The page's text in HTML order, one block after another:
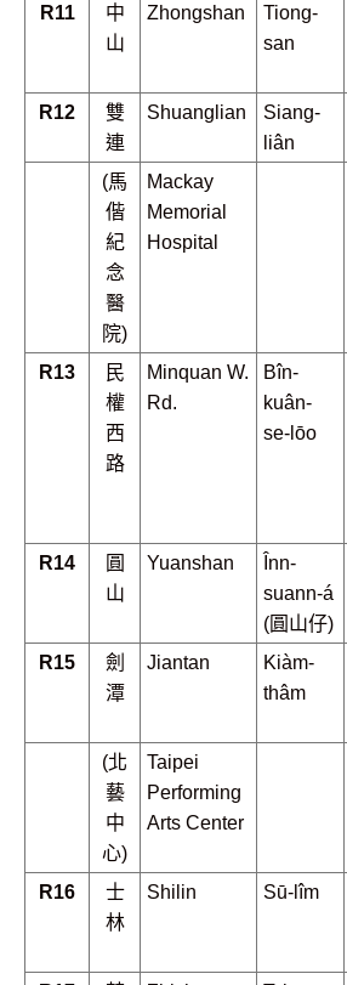
R11
中
山
Zhongshan
Tiong-
san
R12
雙
連
Shuanglian
Siang-
liân
(馬
偕
紀
念
醫
院)
Mackay
Memorial
Hospital
R13
民
權
西
路
Minquan W.
Rd.
Bîn-
kuân-
se-lōo
R14
圓
山
Yuanshan
Înn-
suann-á
(圓山仔)
R15
劍
潭
Jiantan
Kiàm-
thâm
(北
藝
中
心)
Taipei
Performing
Arts Center
R16
士
林
Shilin Sū-lîm